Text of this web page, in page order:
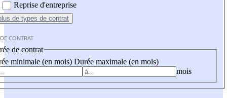
Reprise d'entreprise
de types de contrat
CONTRAT
de contrat
minimale (en mois) Durée maximale (en mois)
mois